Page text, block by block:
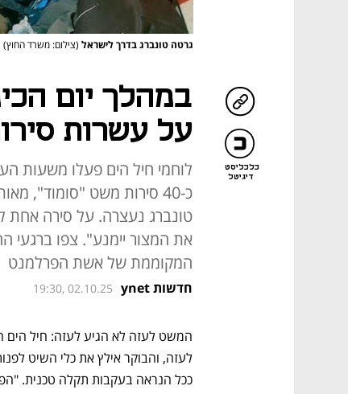
גרטה טונברג בדרך לישראל (צילום: משרד החוץ)
כלכליסט
דיגיטל
במהלך יום
על עשרות
לוחמי חיל הים פעלו משעות
כ-40 סירות משט "סומוד",
טונברג נעצרה. על סירה אחת
את המצור יימנע". צפו ברגעי
המקוממת של אשת הפרלמנט
חדשות ynet 19:30, 02.10.25